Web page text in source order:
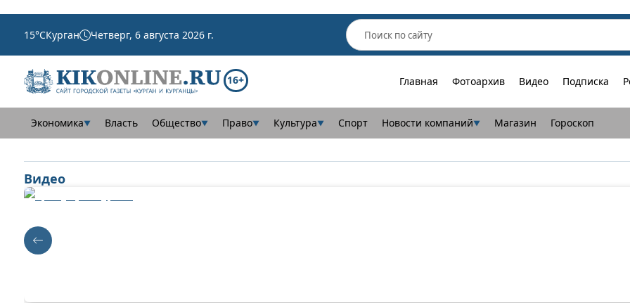
15°CКурган Четверг, 6 августа 2026 г.
16+ Главная Фотоархив Видео Подписка
Экономика▼ Власть Общество▼ Право▼ Культура▼ Спорт Новости компаний▼ Магазин Гороскоп
Видео